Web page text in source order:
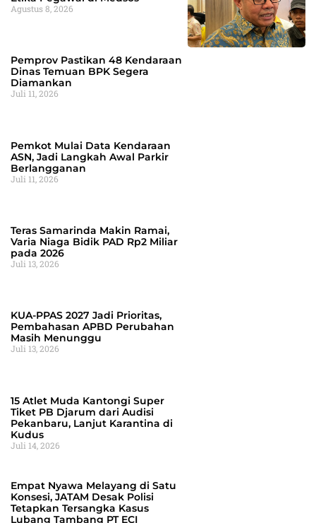
Agustus 8, 2026
Pemprov Pastikan 48 Kendaraan
Dinas Temuan BPK Segera
Diamankan
Juli 11, 2026
Pemkot Mulai Data Kendaraan
ASN, Jadi Langkah Awal Parkir
Berlangganan
Juli 11, 2026
Teras Samarinda Makin Ramai,
Varia Niaga Bidik PAD Rp2 Miliar
pada 2026
Juli 13, 2026
KUA-PPAS 2027 Jadi Prioritas,
Pembahasan APBD Perubahan
Masih Menunggu
Juli 13, 2026
15 Atlet Muda Kantongi Super
Tiket PB Djarum dari Audisi
Pekanbaru, Lanjut Karantina di
Kudus
Juli 14, 2026
Empat Nyawa Melayang di Satu
Konsesi, JATAM Desak Polisi
Tetapkan Tersangka Kasus
Lubang Tambang PT ECI